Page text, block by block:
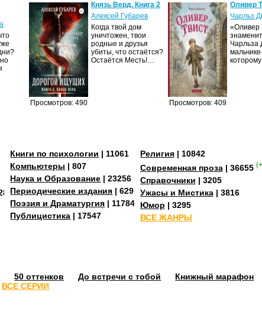
Просмотров: 490
Князь Верд. Книга 2
Алексей Губарев
Когда твой дом
уничтожен, твои
родные и друзья
убиты, что остаётся?
Остаётся Месть!…
Просмотров: 409
Оливер
Чарльз
«Оливер
Чарльза
Книги по психологии | 11061
Компьютеры | 807
Наука и Образование | 23256
Периодические издания | 629
Поэзия и Драматургия | 11784
Публицистика | 17547
Религия| 10842
Современная проза| 36655
Справочники | 3205
Ужасы и Мистика| 3816
Юмор | 3295
ВСЕ ЖАНРЫ
50 оттенков До встречи с тобой
Книжный марафон
ВСЕ СЕРИИ